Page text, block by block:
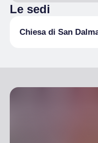
Le sedi
Chiesa di San